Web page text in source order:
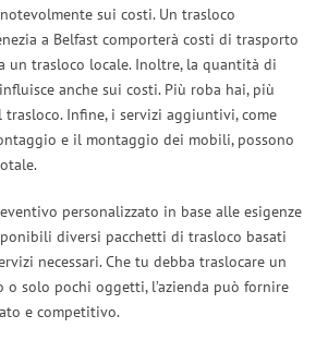
sui costi. Un trasloco
a Belfast comporterà costi di trasporto
un trasloco locale. Inoltre, la quantità di
anche sui costi. Più roba hai, più
Infine, i servizi aggiuntivi, come
e il montaggio dei mobili, possono
personalizzato in base alle esigenze
diversi pacchetti di trasloco basati
necessari. Che tu debba traslocare un
o solo pochi oggetti, l’azienda può fornire
e competitivo.